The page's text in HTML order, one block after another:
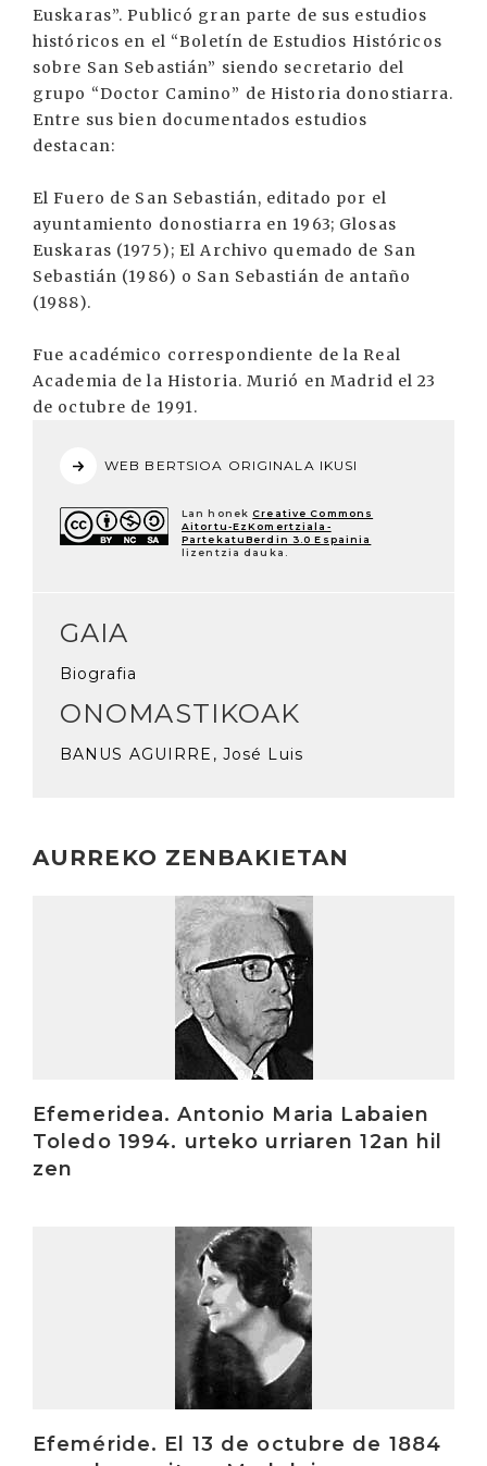
Euskaras”. Publicó gran parte de sus estudios
históricos en el “Boletín de Estudios Históricos
sobre San Sebastián” siendo secretario del
grupo “Doctor Camino” de Historia donostiarra.
Entre sus bien documentados estudios
destacan:
El Fuero de San Sebastián, editado por el
ayuntamiento donostiarra en 1963; Glosas
Euskaras (1975); El Archivo quemado de San
Sebastián (1986) o San Sebastián de antaño
(1988).
Fue académico correspondiente de la Real
Academia de la Historia. Murió en Madrid el 23
de octubre de 1991.
WEB BERTSIOA ORIGINALA IKUSI
Lan honek Creative Commons
Aitortu-EzKomertziala-
PartekatuBerdin 3.0 Espainia
lizentzia dauka.
GAIA
Biografia
ONOMASTIKOAK
BANUS AGUIRRE, José Luis
AURREKO ZENBAKIETAN
Efemeridea. Antonio Maria Labaien
Toledo 1994. urteko urriaren 12an hil
zen
Efeméride. El 13 de octubre de 1884